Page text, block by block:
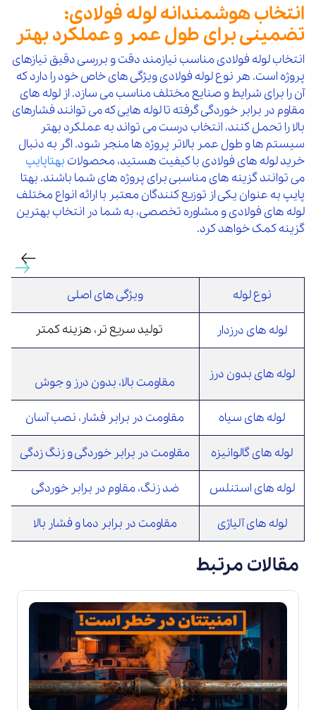
انتخاب هوشمندانه لوله فولادی:
تضمینی برای طول عمر و عملکرد بهتر
انتخاب لوله فولادی مناسب نیازمند دقت و بررسی دقیق نیازهای
پروژه است. هر نوع لوله فولادی ویژگی های خاص خود را دارد که
آن را برای شرایط و صنایع مختلف مناسب می سازد. از لوله های
مقاوم در برابر خوردگی گرفته تا لوله هایی که می توانند فشارهای
بالا را تحمل کنند، انتخاب درست می تواند به عملکرد بهتر
سیستم ها و طول عمر بالاتر پروژه ها منجر شود. اگر به دنبال
خرید لوله های فولادی با کیفیت هستید، محصولات بهتاپایپ
می توانند گزینه های مناسبی برای پروژه های شما باشند. بهتا
پایپ به عنوان یکی از توزیع کنندگان معتبر با ارائه انواع مختلف
لوله های فولادی و مشاوره تخصصی، به شما در انتخاب بهترین
گزینه کمک خواهد کرد.
نوع لوله ویژگی های اصلی
لوله های درزدار تولید سریع تر، هزینه کمتر
لوله های بدون درز
مقاومت بالا، بدون درز و جوش
لوله های سیاه مقاومت در برابر فشار، نصب آسان
لوله های گالوانیزه مقاومت در برابر خوردگی و زنگ زدگی
لوله های استنلس ضد زنگ، مقاوم در برابر خوردگی
لوله های آلیاژی مقاومت در برابر دما و فشار بالا
مقالات مرتبط